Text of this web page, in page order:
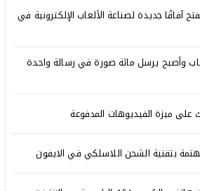
آفاقًا جديدة لصناعة الألعاب الإلكترونية في
وأصبح يرسل مائة صورة في رسالة واحدة
ميزة الفيديوهات المدفوعة
بتقنية الشحن اللاسلكي في الايفون